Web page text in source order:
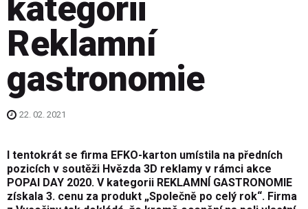
kategorii
Reklamní
gastronomie
22. 02. 2021
I tentokrát se firma EFKO-karton umístila na předních
pozicích v soutěži Hvězda 3D reklamy v rámci akce
POPAI DAY 2020. V kategorii REKLAMNÍ GASTRONOMIE
získala 3. cenu za produkt „Společně po celý rok“. Firma